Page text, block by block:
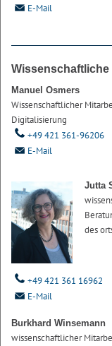
E-Mail
Manuel Osmers
Wissenschaftlicher
Digitalisierung
+49 421 361-96206
E-Mail
Jutta
des
+49 421 361 16962
E-Mail
Burkhard Winsemann
wissenschaftlicher